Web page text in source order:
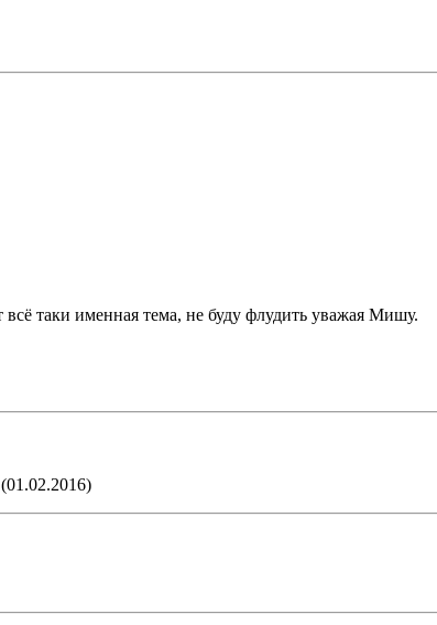
таки именная тема, не буду флудить уважая Мишу.
(01.02.2016)